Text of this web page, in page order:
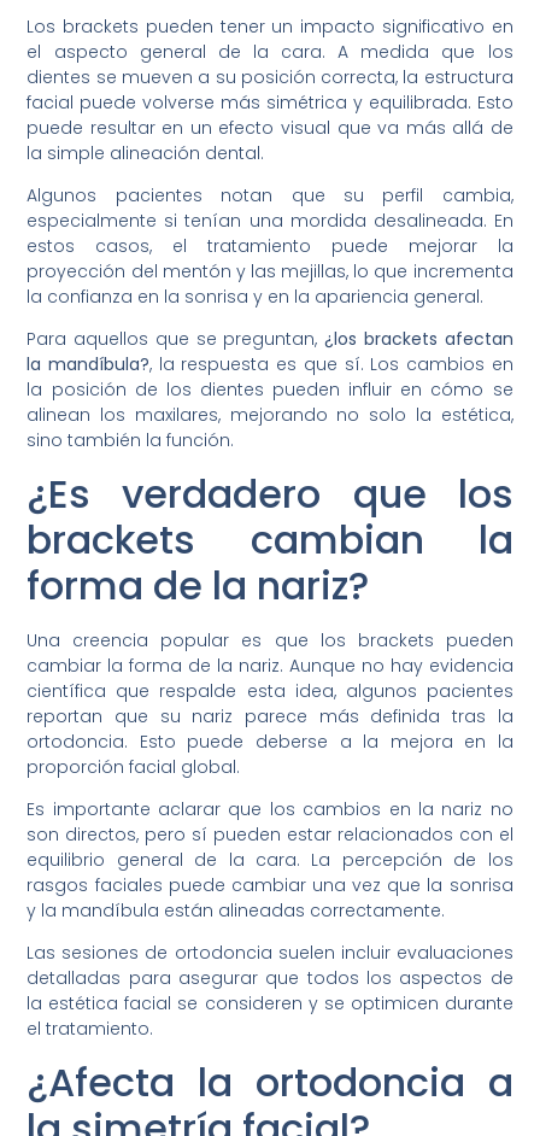
Los brackets pueden tener un impacto significativo en
el aspecto general de la cara. A medida que los
dientes se mueven a su posición correcta, la estructura
facial puede volverse más simétrica y equilibrada. Esto
puede resultar en un efecto visual que va más allá de
la simple alineación dental.
Algunos pacientes notan que su perfil cambia,
especialmente si tenían una mordida desalineada. En
estos casos, el tratamiento puede mejorar la
proyección del mentón y las mejillas, lo que incrementa
la confianza en la sonrisa y en la apariencia general.
Para aquellos que se preguntan,¿los brackets afectan
la mandíbula?, la respuesta es que sí. Los cambios en
la posición de los dientes pueden influir en cómo se
alinean los maxilares, mejorando no solo la estética,
sino también la función.
¿Es verdadero que los
brackets cambian la
forma de la nariz?
Una creencia popular es que los brackets pueden
cambiar la forma de la nariz. Aunque no hay evidencia
científica que respalde esta idea, algunos pacientes
reportan que su nariz parece más definida tras la
ortodoncia. Esto puede deberse a la mejora en la
proporción facial global.
Es importante aclarar que los cambios en la nariz no
son directos, pero sí pueden estar relacionados con el
equilibrio general de la cara. La percepción de los
rasgos faciales puede cambiar una vez que la sonrisa
y la mandíbula están alineadas correctamente.
Las sesiones de ortodoncia suelen incluir evaluaciones
detalladas para asegurar que todos los aspectos de
la estética facial se consideren y se optimicen durante
el tratamiento.
¿Afecta la ortodoncia a